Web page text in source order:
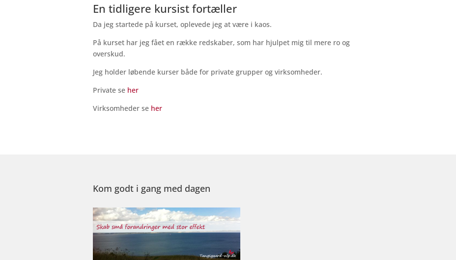
En tidligere kursist fortæller
Da jeg startede på kurset, oplevede jeg at være i kaos.
På kurset har jeg fået en række redskaber, som har hjulpet mig til mere ro og
overskud.
Jeg holder løbende kurser både for private grupper og virksomheder.
Private se her
Virksomheder se her
Kom godt i gang med dagen